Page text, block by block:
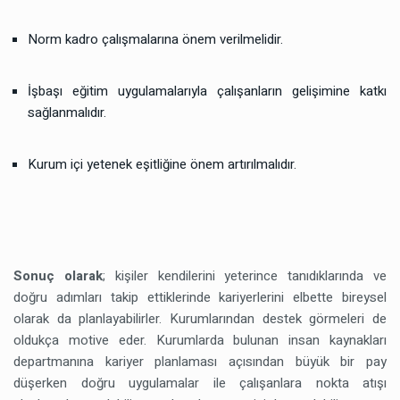
Norm kadro çalışmalarına önem verilmelidir.
İşbaşı eğitim uygulamalarıyla çalışanların gelişimine katkı
sağlanmalıdır.
Kurum içi yetenek eşitliğine önem artırılmalıdır.
Sonuç olarak; kişiler kendilerini yeterince tanıdıklarında ve
doğru adımları takip ettiklerinde kariyerlerini elbette bireysel
olarak da planlayabilirler. Kurumlarından destek görmeleri de
oldukça motive eder. Kurumlarda bulunan insan kaynakları
departmanına kariyer planlaması açısından büyük bir pay
düşerken doğru uygulamalar ile çalışanlara nokta atışı